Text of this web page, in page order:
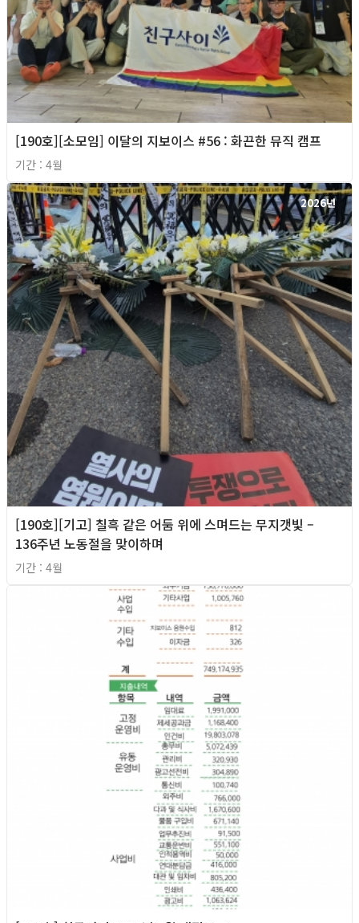
[190호][소모임] 이달의 지보이스 #56 : 화끈한 뮤직 캠프
기간 : 4월
2026년
[190호][기고] 칠흑 같은 어둠 위에 스며드는 무지갯빛 –
136주년 노동절을 맞이하며
기간 : 4월